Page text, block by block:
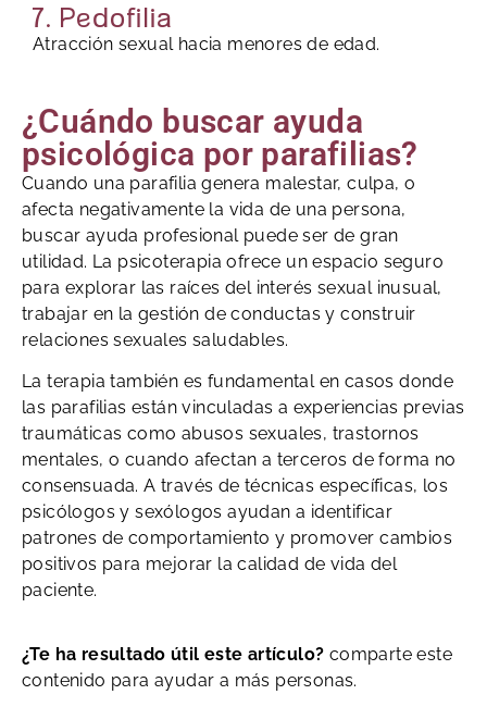
7. Pedofilia
Atracción sexual hacia menores de edad.
¿Cuándo buscar ayuda
psicológica por parafilias?
Cuando una parafilia genera malestar, culpa, o
afecta negativamente la vida de una persona,
buscar ayuda profesional puede ser de gran
utilidad. La psicoterapia ofrece un espacio seguro
para explorar las raíces del interés sexual inusual,
trabajar en la gestión de conductas y construir
relaciones sexuales saludables.
La terapia también es fundamental en casos donde
las parafilias están vinculadas a experiencias previas
traumáticas como abusos sexuales, trastornos
mentales, o cuando afectan a terceros de forma no
consensuada. A través de técnicas específicas, los
psicólogos y sexólogos ayudan a identificar
patrones de comportamiento y promover cambios
positivos para mejorar la calidad de vida del
paciente.
¿Te ha resultado útil este artículo? comparte este
contenido para ayudar a más personas.